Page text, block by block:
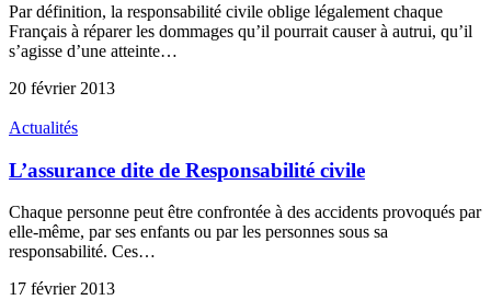
Par définition, la responsabilité civile oblige légalement chaque
Français à réparer les dommages qu’il pourrait causer à autrui, qu’il
s’agisse d’une atteinte…
20 février 2013
Actualités
L’assurance dite de Responsabilité civile
Chaque personne peut être confrontée à des accidents provoqués par
elle-même, par ses enfants ou par les personnes sous sa
responsabilité. Ces…
17 février 2013